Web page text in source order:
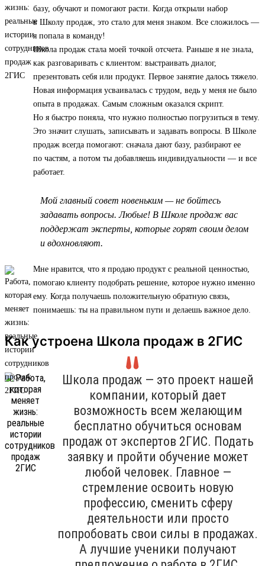
базу, обучают и помогают расти. Когда открыли набор
в Школу продаж, это стало для меня знаком. Все сложилось —
я попала в команду!
Школа продаж стала моей точкой отсчета. Раньше я не знала,
как разговаривать с клиентом: выстраивать диалог,
презентовать себя или продукт. Первое занятие далось тяжело.
Новая информация усваивалась с трудом, ведь у меня не было
опыта в продажах. Самым сложным оказался скрипт.
Но я быстро поняла, что нужно полностью погрузиться в тему.
Это значит слушать, записывать и задавать вопросы. В Школе
продаж всегда помогают: сначала дают базу, разбирают ее
по частям, а потом ты добавляешь индивидуальности — и все
работает.
Мой главный совет новеньким — не бойтесь
задавать вопросы. Любые! В Школе продаж вас
поддержат эксперты, которые горят своим делом
и вдохновляют.
Мне нравится, что я продаю продукт с реальной ценностью,
помогаю клиенту подобрать решение, которое нужно именно
ему. Когда получаешь положительную обратную связь,
понимаешь: ты на правильном пути и делаешь важное дело.
Как устроена Школа продаж в 2ГИС
Школа продаж — это проект нашей
компании, который дает
возможность всем желающим
бесплатно обучиться основам
продаж от экспертов 2ГИС. Подать
заявку и пройти обучение может
любой человек. Главное —
стремление освоить новую
профессию, сменить сферу
деятельности или просто
попробовать свои силы в продажах.
А лучшие ученики получают